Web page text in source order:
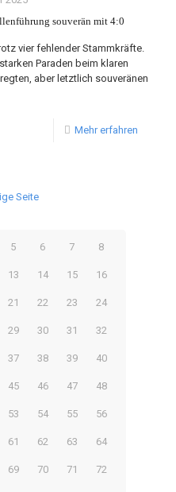
souverän mit 4:0
vier fehlender Stammkräfte.
Paraden beim klaren
aber letztlich souveränen
Mehr erfahren
Seite
5 6 7 8
13 14 15 16
21 22 23 24
29 30 31 32
37 38 39 40
45 46 47 48
53 54 55 56
61 62 63 64
69 70 71 72